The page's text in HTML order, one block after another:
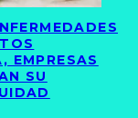
EMPRESAS
SU